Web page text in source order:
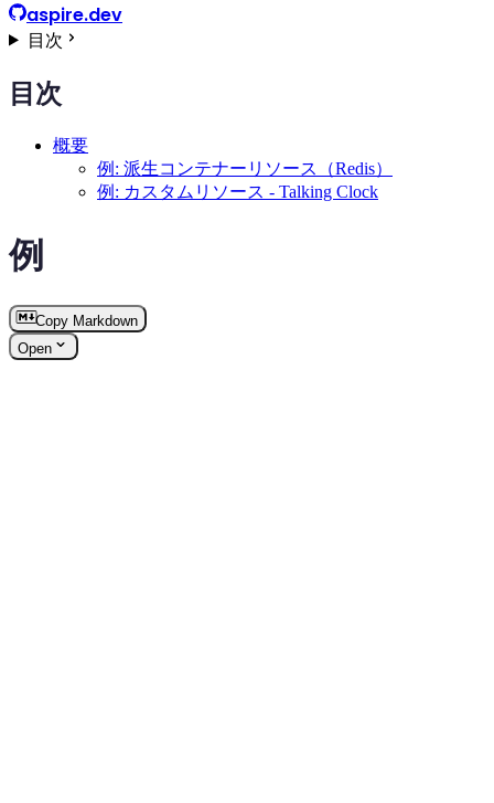
aspire.dev
目次
目次
概要
例: 派生コンテナーリソース（Redis）
例: カスタムリソース - Talking Clock
例
Copy Markdown
Open